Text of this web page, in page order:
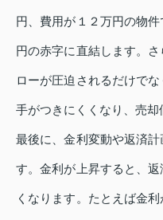
円、費用が１２万円の物
円の赤字に直結します。
ローが圧迫されるだけで
手がつきにくくなり、売却
最後に、金利変動や返済
す。金利が上昇すると、
くなります。たとえば金